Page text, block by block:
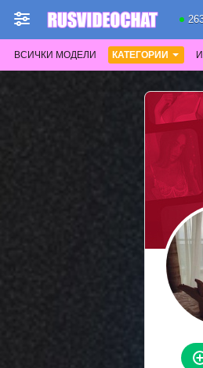
ВСИЧКИ МОДЕЛИ КАТЕГОРИИ